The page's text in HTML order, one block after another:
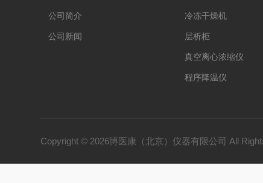
公司简介
公司新闻
冷冻干燥机
层析柜
真空离心浓缩仪
程序降温仪
Copyright © 2026博医康（北京）仪器有限公司 All